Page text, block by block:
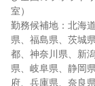
室）
勤務候補地：北海
県、福島県、茨城
都、神奈川県、新
県、岐阜県、静岡
府、兵庫県、奈良